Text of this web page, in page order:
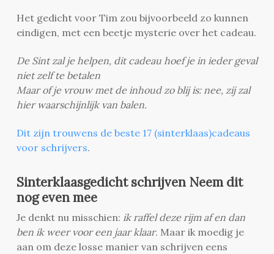
Het gedicht voor Tim zou bijvoorbeeld zo kunnen
eindigen, met een beetje mysterie over het cadeau.
De Sint zal je helpen, dit cadeau hoef je in ieder geval
niet zelf te betalen
Maar of je vrouw met de inhoud zo blij is: nee, zij zal
hier waarschijnlijk van balen.
Dit zijn trouwens de beste 17 (sinterklaas)cadeaus
voor schrijvers.
Sinterklaasgedicht schrijven Neem dit
nog even mee
Je denkt nu misschien: ik raffel deze rijm af en dan
ben ik weer voor een jaar klaar. Maar ik moedig je
aan om deze losse manier van schrijven eens